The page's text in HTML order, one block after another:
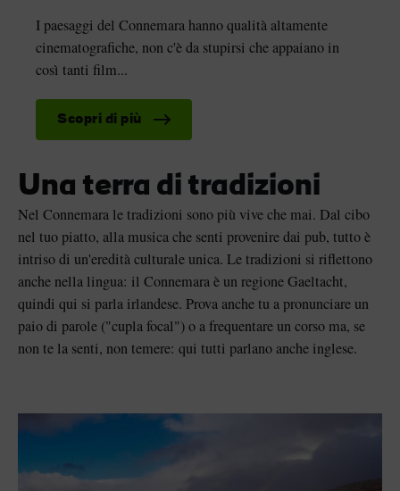
I paesaggi del Connemara hanno qualità altamente
cinematografiche, non c'è da stupirsi che appaiano in
così tanti film...
Scopri di più
Una terra di tradizioni
Nel Connemara le tradizioni sono più vive che mai. Dal cibo
nel tuo piatto, alla musica che senti provenire dai pub, tutto è
intriso di un'eredità culturale unica. Le tradizioni si riflettono
anche nella lingua: il Connemara è un regione Gaeltacht,
quindi qui si parla irlandese. Prova anche tu a pronunciare un
paio di parole ("cupla focal") o a frequentare un corso ma, se
non te la senti, non temere: qui tutti parlano anche inglese.